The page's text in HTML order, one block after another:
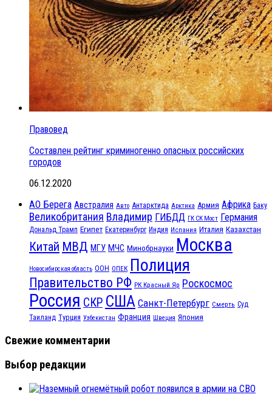
Правовед
Составлен рейтинг криминогенно опасных российских
городов
06.12.2020
АО Берега Австралия Авто Антарктида Арктика Армия Африка Баку
Великобритания Владимир ГИБДД ГК СК Мост Германия
Дональд Трамп Египет Екатеринбург Индия Испания Италия Казахстан
Китай МВД МГУ МЧС Минобрнауки Москва
Новосибирская область ООН ОПЕК Полиция
Правительство РФ РК Красный Яр Роскосмос
Россия СКР США Санкт-Петербург Смерть Суд
Таиланд Турция Узбекистан Франция Швеция Япония
Свежие комментарии
Выбор редакции